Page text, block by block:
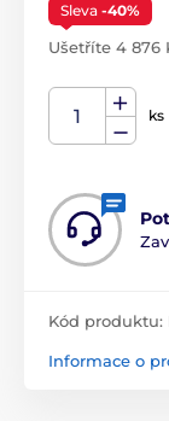
Sleva -40%
Ušetříte 4 876
ks
Kód produktu:
Informace o